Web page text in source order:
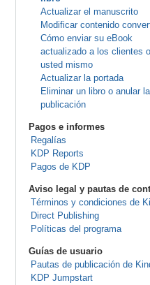
Actualizar el manuscrito
Modificar contenido
Cómo enviar su eBook
actualizado a los clientes
usted mismo
Actualizar la portada
Eliminar un libro o anular la
publicación
Pagos e informes
Regalías
KDP Reports
Pagos de KDP
Aviso legal y pautas de
Términos y condiciones de
Direct Publishing
Políticas del programa
Guías de usuario
Pautas de publicación de
KDP Jumpstart